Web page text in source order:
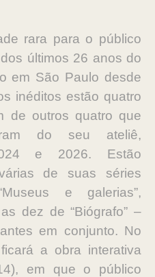
rara para o público
últimos 26 anos do
em São Paulo desde
inéditos estão quatro
de outros quatro que
do seu ateliê,
e 2026. Estão
de suas séries
e galerias”,
as dez de “Biógrafo” –
em conjunto. No
a obra interativa
em que o público